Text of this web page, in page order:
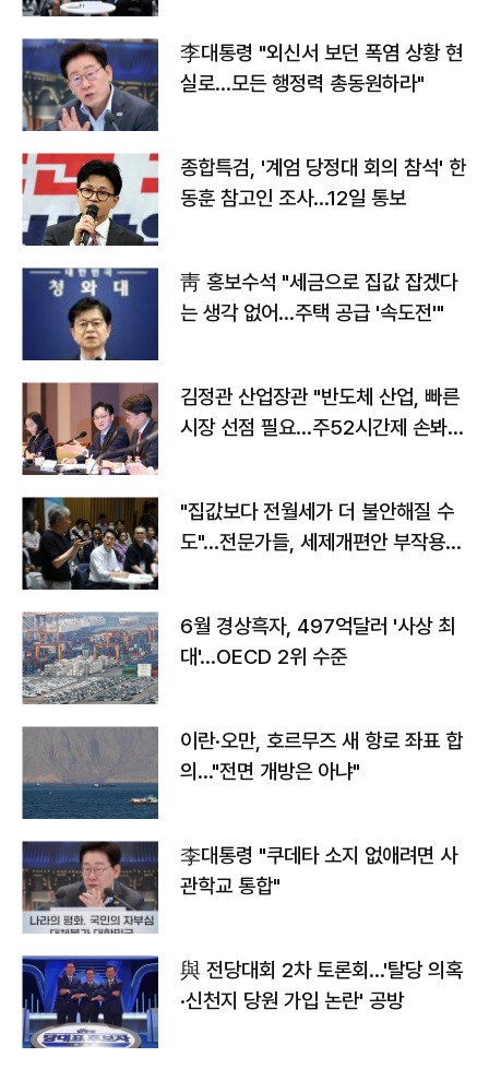
李대통령 "외신서 보던 폭염 상황 현
실로…모든 행정력 총동원하라"
종합특검, '계엄 당정대 회의 참석' 한
동훈 참고인 조사...12일 통보
靑 홍보수석 "세금으로 집값 잡겠다
는 생각 없어…주택 공급 '속도전'"
김정관 산업장관 "반도체 산업, 빠른
시장 선점 필요…주52시간제 손봐
"집값보다 전월세가 더 불안해질 수
도"…전문가들, 세제개편안 부작용
6월 경상흑자, 497억달러 '사상 최
대'…OECD 2위 수준
이란·오만, 호르무즈 새 항로 좌표 합
의…"전면 개방은 아냐"
李대통령 "쿠데타 소지 없애려면 사
관학교 통합"
與 전당대회 2차 토론회…'탈당 의혹
·신천지 당원 가입 논란' 공방